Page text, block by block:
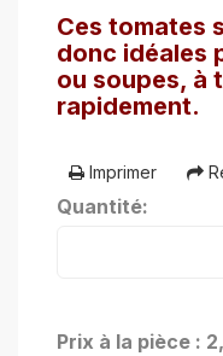
Ces tomates
donc idéales
ou soupes, à
rapidement.
Imprimer
Quantité:
Prix à la pièce :